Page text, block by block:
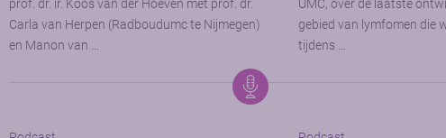
prof. dr. ir. Koos van der Hoeven met prof. dr.
Carla van Herpen (Radboudumc te Nijmegen)
en Manon van …
UMC, over de laatste
gebied van lymfomen die
tijdens …